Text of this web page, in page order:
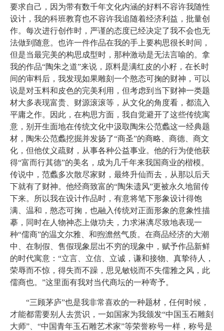
要求自己，因为带有数千年文化内涵的好料不容许我随性
设计，我的科班教育也不容许我追随着经济利益，批量创
作。每次进行创作时，严谨的态度已经决定了我不会也无
法做到随意。也许一件作品在我的手上要构思很长时间，
但是当最完美的构思成型时，那种激动是无法言喻的。拿
我的作品“陶朱之道”来说，原料是满红皮的小籽，在长时
间的审料后，我发现如果雕刻一个憨态可掬的财神，可以
说是对玉料和皮色的完美利用，但考虑到当下财神一类题
材大多表现富贵、财源滚滚等，从文化的角度看，都流入
平庸之作。因此，在构思方面，我自觉避开了这些传统寓
意，别开生面地在传统文化中汲取陶朱公范蠡这一经典题
材，陶朱公范蠡挖掘并发扬了“商圣”的商略、商德、商文
化，但他仗义疏财，从事各种公益事业。他的行为使他获
得“富而行其德”的美名，成为几千年来我国商业的楷模。
传说中，范蠡多次散尽家财，最终升仙而去，从那以后天
下就有了财神。他经商致富的“陶朱遗风”更被永久地留传
下来。所以我在设计作品时，有意将笔下形象设计得饱
满、温和，憨态可掬，也融入传统对正面形象的意象性描
摹，同时在人物神态上做功夫，力求淋漓尽致地表现一
种“儒商”的温文尔雅、和煦澹然气质。在商品经济的大潮
中、在制假、售假现象层出不穷的现象中，赋予作品新鲜
的时代寓意：“立言、立信、立诚，谦和接物、真挚待人，
荣辱而不惊，得失而不躁，思见敏锐而不失儒雅之风，此
儒商也。”这里面有我对当代商坛的一种寄予。
“三顾茅庐”也是我非常喜欢的一种题材，任何时候，
才能都需要别人去赏识，一如国家为我颁发“中国玉石雕刻
大师”、“中国青年玉石雕艺术家”等荣誉称号一样，称号是